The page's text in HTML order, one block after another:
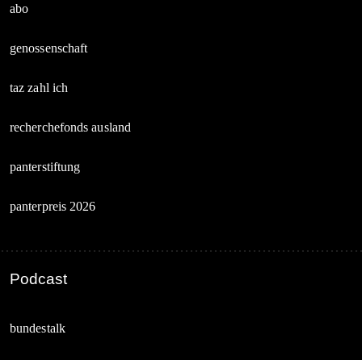
abo
genossenschaft
taz zahl ich
recherchefonds ausland
panterstiftung
panterpreis 2026
Podcast
bundestalk